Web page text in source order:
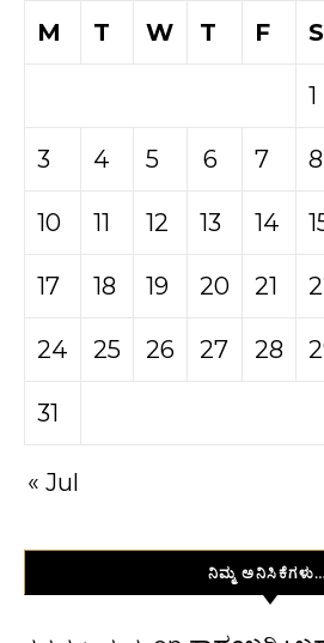
M
T W T F S
1
3 4 5 6 7 8
10 11 12 13 14
17 18 19 20 21
24 25 26 27 28
31
« Jul
ನಿಮ್ಮ ಅನಿಸಿಕೆಗಳು…